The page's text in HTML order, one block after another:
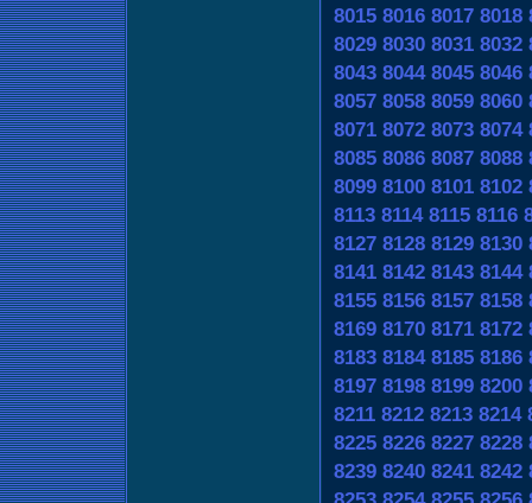
8015 8016 8017 8018
8029 8030 8031 8032
8043 8044 8045 8046
8057 8058 8059 8060
8071 8072 8073 8074
8085 8086 8087 8088
8099 8100 8101 8102
8113 8114 8115 8116
8127 8128 8129 8130
8141 8142 8143 8144
8155 8156 8157 8158
8169 8170 8171 8172
8183 8184 8185 8186
8197 8198 8199 8200
8211 8212 8213 8214
8225 8226 8227 8228
8239 8240 8241 8242